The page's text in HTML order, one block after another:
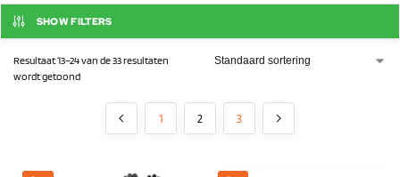
SHOW FILTERS
Resultaat 13–24 van de 33 resultaten
wordt getoond
1 2 3